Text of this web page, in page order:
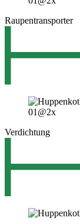
Raupentransporter
Verdichtung